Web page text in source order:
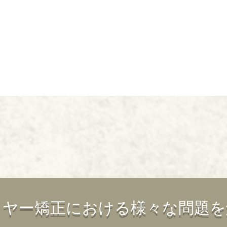
ー矯正における様々な問題